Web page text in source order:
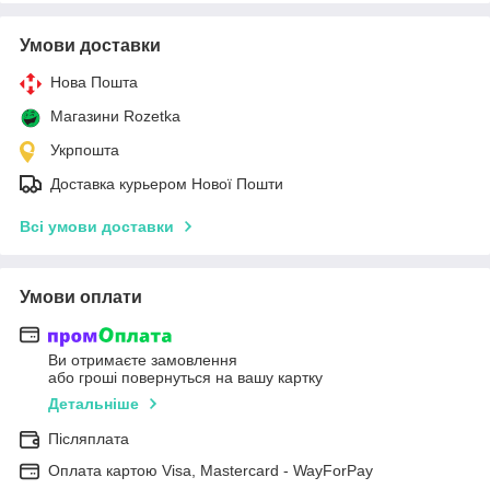
Умови доставки
Нова Пошта
Магазини Rozetka
Укрпошта
Доставка курьером Нової Пошти
Всі умови доставки
Умови оплати
Ви отримаєте замовлення
або гроші повернуться на вашу картку
Детальніше
Післяплата
Оплата картою Visa, Mastercard - WayForPay